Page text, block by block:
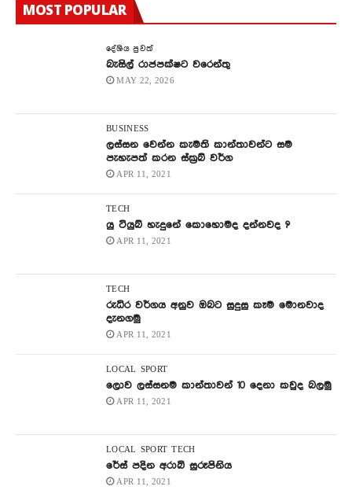
MOST POPULAR
දේශිය පුවත්
බැසිල් රාජපක්ෂට වරෙන්තු
MAY 22, 2026
BUSINESS
ලස්සන වෙන්න කැමති කාන්තාවන්ට සම
පැහැපත් කරන ස්ක්‍රබ් වර්ග
APR 11, 2021
TECH
යු ටියුබ් හැදුනේ කොහොමද දන්නවද ?
APR 11, 2021
TECH
රුධිර වර්ගය අනුව ඔබට සුදුසු කෑම මොනවාද
දැනගමු
APR 11, 2021
LOCAL SPORT
ලොව ලස්සනම කාන්තාවන් 10 දෙනා කවුද බලමු
APR 11, 2021
LOCAL SPORT TECH
රේස් පදින අරාබි සුරූපිනිය
APR 11, 2021